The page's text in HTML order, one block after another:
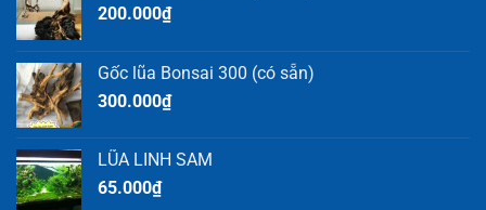
200.000₫
Gốc lũa Bonsai 300 (có sẵn)
300.000₫
LŨA LINH SAM
65.000₫